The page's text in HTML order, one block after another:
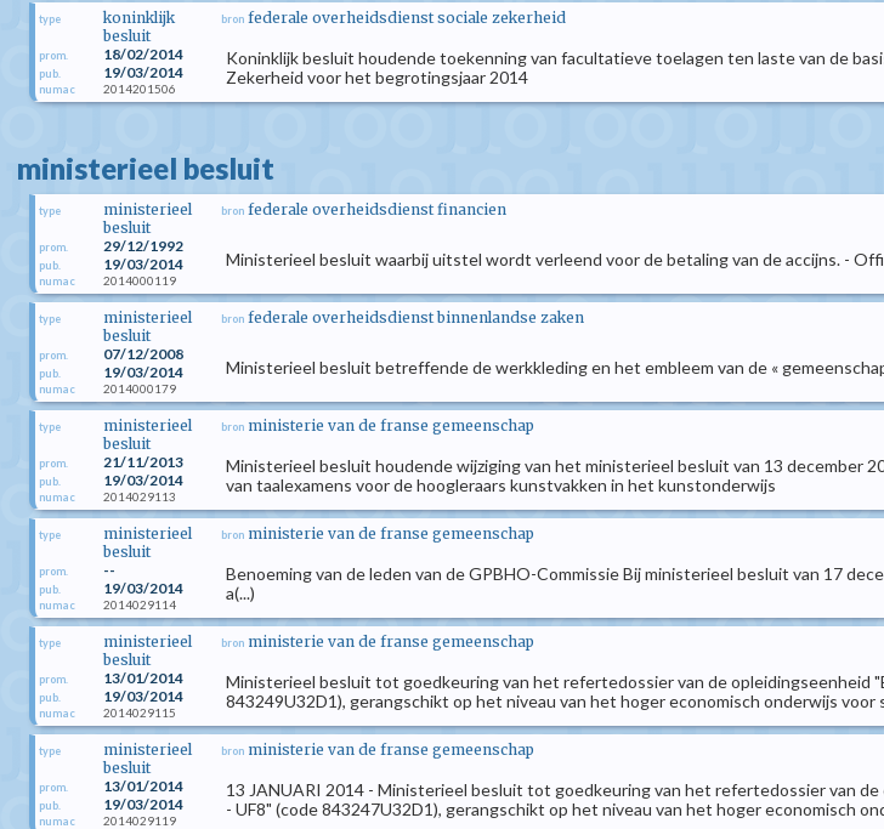
type
koninklijk
besluit
prom. 18/02/2014
pub. 19/03/2014
numac 2014201506
bron federale overheidsdienst sociale zekerheid
Koninklijk besluit houdende toekenning van facultatieve toelagen ten laste van de
Zekerheid voor het begrotingsjaar 2014
ministerieel besluit
type
ministerieel
besluit
prom. 29/12/1992
pub. 19/03/2014
numac 2014000119
bron federale overheidsdienst financien
Ministerieel besluit waarbij uitstel wordt verleend voor de betaling van de accijns. -
type
ministerieel
besluit
prom. 07/12/2008
pub. 19/03/2014
numac 2014000179
bron federale overheidsdienst binnenlandse zaken
Ministerieel besluit betreffende de werkkleding en het embleem van de «
type
ministerieel
besluit
prom. 21/11/2013
pub. 19/03/2014
numac 2014029113
bron ministerie van de franse gemeenschap
Ministerieel besluit houdende wijziging van het ministerieel besluit van 13 december
van taalexamens voor de hoogleraars kunstvakken in het kunstonderwijs
type
ministerieel
besluit
prom. --
pub. 19/03/2014
numac 2014029114
bron ministerie van de franse gemeenschap
Benoeming van de leden van de GPBHO-Commissie Bij ministerieel besluit van 17
a(...)
type
ministerieel
besluit
prom. 13/01/2014
pub. 19/03/2014
numac 2014029115
bron ministerie van de franse gemeenschap
Ministerieel besluit tot goedkeuring van het refertedossier van de opleidingseenheid
843249U32D1), gerangschikt op het niveau van het hoger economisch onderwijs
type
ministerieel
besluit
prom. 13/01/2014
pub. 19/03/2014
numac 2014029119
bron ministerie van de franse gemeenschap
13 JANUARI 2014 - Ministerieel besluit tot goedkeuring van het refertedossier van
- UF8" (code 843247U32D1), gerangschikt op het niveau van het hoger economisch